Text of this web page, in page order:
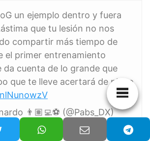
un ejemplo dentro y fuera
que tu lesión no nos
compartir más tiempo de
el primer entrenamiento
da cuenta de lo grande que
que te lleve acertará de pleno
👨🏽‍💻⚽️ (@Pabs_DX)